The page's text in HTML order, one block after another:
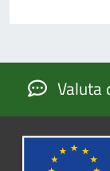
Valuta